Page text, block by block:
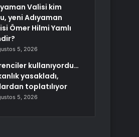
Valisi kim
yeni Adıyaman
Ömer Hilmi Yamlı
5, 2026
kullanıyordu…
yasakladı,
toplatılıyor
5, 2026